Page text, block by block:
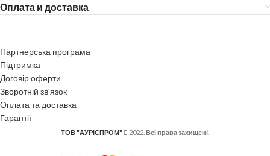
Оплата и доставка
Партнерська програма
Підтримка
Договір оферти
Зворотній зв'язок
Оплата та доставка
Гарантії
ТОВ "АУРІСПРОМ" 2022. Всі права захищені.